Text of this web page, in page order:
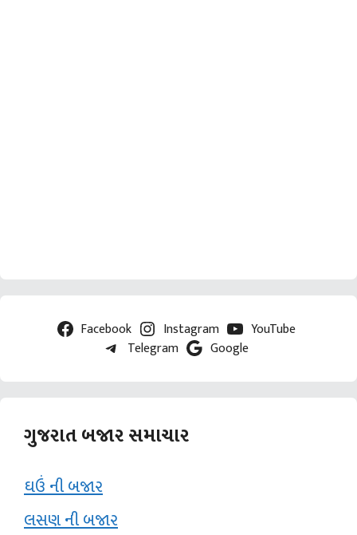
Facebook Instagram
YouTube
Telegram
Google
ગુજરાત બજાર સમાચાર
ઘઉં ની બજાર
લસણ ની બજાર